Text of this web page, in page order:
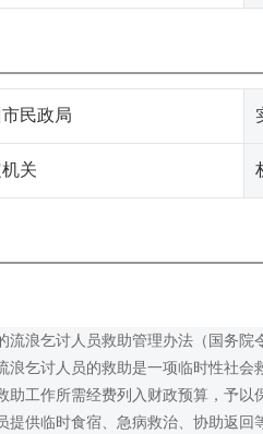
民政局
关
流浪乞讨人员救助管理办法（国务
浪乞讨人员的救助是一项临时性社
助工作所需经费列入财政预算，予
提供临时食宿、急病救治、协助返回